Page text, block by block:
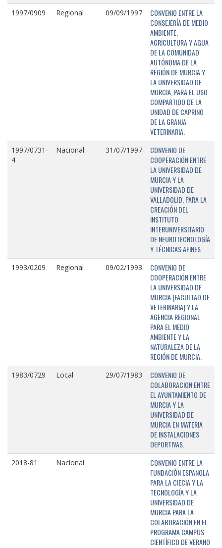
1997/0909 Regional 09/09/1997
CONVENIO ENTRE LA
CONSEJERÍA DE MEDIO
AMBIENTE,
AGRICULTURA Y AGUA
DE LA COMUNIDAD
AUTÓNOMA DE LA
REGIÓN DE MURCIA Y
LA UNIVERSIDAD DE
MURCIA, PARA EL USO
COMPARTIDO DE LA
UNIDAD DE CAPRINO
DE LA GRANJA
VETERINARIA.
1997/0731-
4
Nacional 31/07/1997
CONVENIO DE
COOPERACIÓN ENTRE
LA UNIVERSIDAD DE
MURCIA Y LA
UNIVERSIDAD DE
VALLADOLID, PARA LA
CREACIÓN DEL
INSTITUTO
INTERUNIVERSITARIO
DE NEUROTECNOLOGÍA
Y TÉCNICAS AFINES
1993/0209 Regional 09/02/1993
CONVENIO DE
COOPERACIÓN ENTRE
LA UNIVERSIDAD DE
MURCIA (FACULTAD DE
VETERINARIA) Y LA
AGENCIA REGIONAL
PARA EL MEDIO
AMBIENTE Y LA
NATURALEZA DE LA
REGIÓN DE MURCIA.
1983/0729 Local 29/07/1983
CONVENIO DE
COLABORACION ENTRE
EL AYUNTAMIENTO DE
MURCIA Y LA
UNIVERSIDAD DE
MURCIA EN MATERIA
DE INSTALACIONES
DEPORTIVAS.
2018-81 Nacional
CONVENIO ENTRE LA
FUNDACIÓN ESPAÑOLA
PARA LA CIECIA Y LA
TECNOLOGÍA Y LA
UNIVERSIDAD DE
MURCIA PARA LA
COLABORACIÓN EN EL
PROGRAMA CAMPUS
CIENTÍFICO DE VERANO